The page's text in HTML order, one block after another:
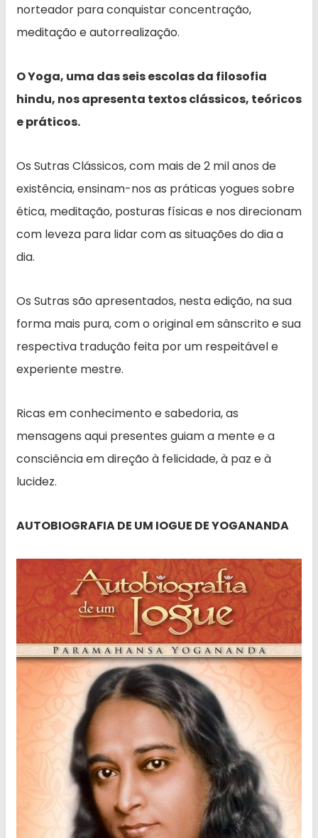
norteador para conquistar concentração,
meditação e autorrealização.
O Yoga, uma das seis escolas da filosofia
hindu, nos apresenta textos clássicos, teóricos
e práticos.
Os Sutras Clássicos, com mais de 2 mil anos de
existência, ensinam-nos as práticas yogues sobre
ética, meditação, posturas físicas e nos direcionam
com leveza para lidar com as situações do dia a
dia.
Os Sutras são apresentados, nesta edição, na sua
forma mais pura, com o original em sânscrito e sua
respectiva tradução feita por um respeitável e
experiente mestre.
Ricas em conhecimento e sabedoria, as
mensagens aqui presentes guiam a mente e a
consciência em direção à felicidade, à paz e à
lucidez.
AUTOBIOGRAFIA DE UM IOGUE DE YOGANANDA